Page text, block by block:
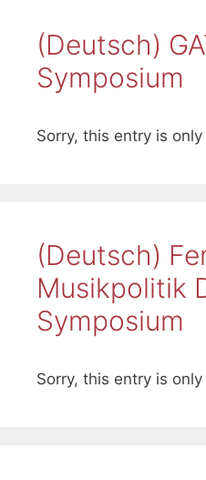
(Deutsch)
Symposium
Sorry, this entry is
(Deutsch)
Musikpolitik
Symposium
Sorry, this entry is